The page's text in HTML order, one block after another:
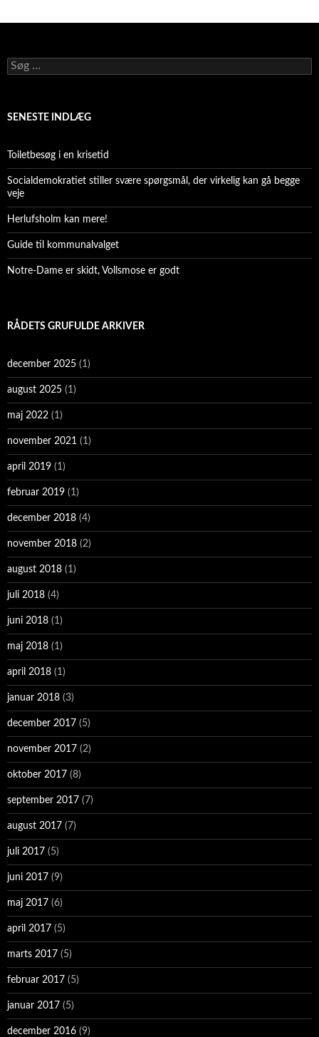
Søg
efter:
SENESTE INDLÆG
Toiletbesøg i en krisetid
Socialdemokratiet stiller svære spørgsmål, der virkelig kan gå begge
veje
Herlufsholm kan mere!
Guide til kommunalvalget
Notre-Dame er skidt, Vollsmose er godt
RÅDETS GRUFULDE ARKIVER
december 2025 (1)
august 2025 (1)
maj 2022 (1)
november 2021 (1)
april 2019 (1)
februar 2019 (1)
december 2018 (4)
november 2018 (2)
august 2018 (1)
juli 2018 (4)
juni 2018 (1)
maj 2018 (1)
april 2018 (1)
januar 2018 (3)
december 2017 (5)
november 2017 (2)
oktober 2017 (8)
september 2017 (7)
august 2017 (7)
juli 2017 (5)
juni 2017 (9)
maj 2017 (6)
april 2017 (5)
marts 2017 (5)
februar 2017 (5)
januar 2017 (5)
december 2016 (9)